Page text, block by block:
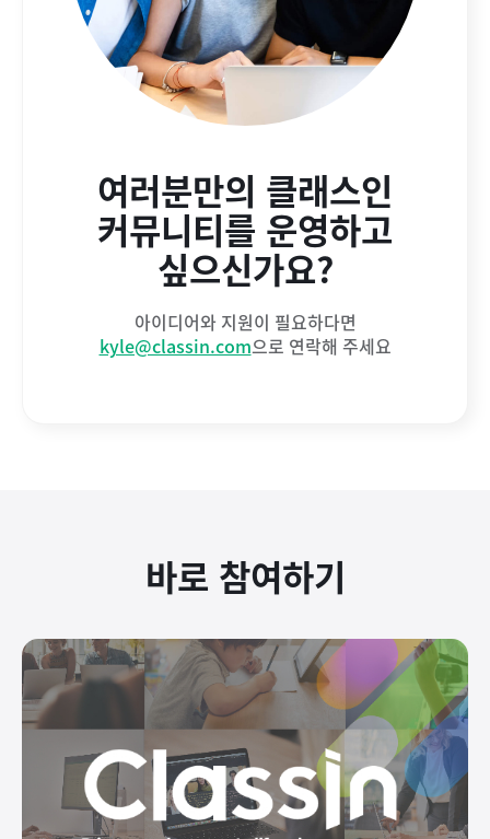
여러분만의 클래스인
커뮤니티를 운영하고
싶으신가요?
아이디어와 지원이 필요하다면
kyle@classin.com으로 연락해 주세요
바로 참여하기